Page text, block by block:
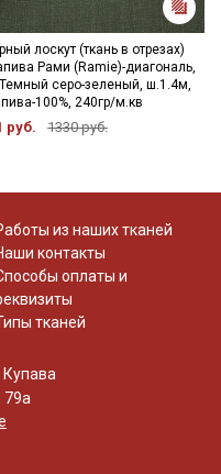
лоскут (ткань в отрезах)
Рами (Ramie)-диагональ,
серо-зеленый, ш.1.4м,
100%, 240гр/м.кв
руб. 1330 руб.
из наших тканей
контакты
оплаты и
тканей
Купава
79а